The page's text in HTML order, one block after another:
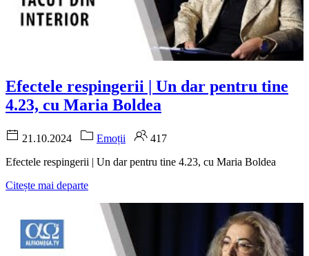
Efectele respingerii | Un dar pentru tine
4.23, cu Maria Boldea
21.10.2024 Emoții
417
Efectele respingerii | Un dar pentru tine 4.23, cu Maria Boldea
Citește mai departe